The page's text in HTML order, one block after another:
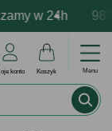
24h 98%
darmowapozytywne
konto Koszyk Menu